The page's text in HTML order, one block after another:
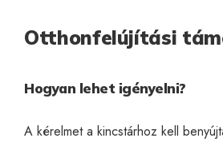
Otthonfelújítási
Hogyan lehet igényelni?
A kérelmet a kincstárhoz kell